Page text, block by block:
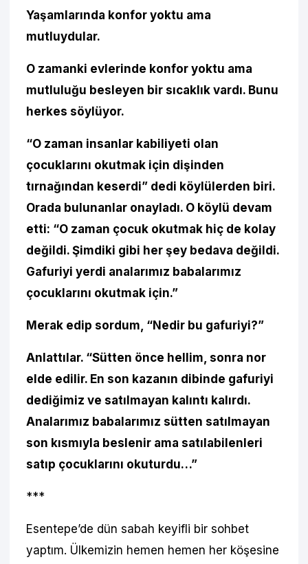
Yaşamlarında konfor yoktu ama
mutluydular.
O zamanki evlerinde konfor yoktu ama
mutluluğu besleyen bir sıcaklık vardı. Bunu
herkes söylüyor.
“O zaman insanlar kabiliyeti olan
çocuklarını okutmak için dişinden
tırnağından keserdi” dedi köylülerden biri.
Orada bulunanlar onayladı. O köylü devam
etti: “O zaman çocuk okutmak hiç de kolay
değildi. Şimdiki gibi her şey bedava değildi.
Gafuriyi yerdi analarımız babalarımız
çocuklarını okutmak için.”
Merak edip sordum, “Nedir bu gafuriyi?”
Anlattılar. “Sütten önce hellim, sonra nor
elde edilir. En son kazanın dibinde gafuriyi
dediğimiz ve satılmayan kalıntı kalırdı.
Analarımız babalarımız sütten satılmayan
son kısmıyla beslenir ama satılabilenleri
satıp çocuklarını okuturdu…”
***
Esentepe’de dün sabah keyifli bir sohbet
yaptım. Ülkemizin hemen hemen her köşesine